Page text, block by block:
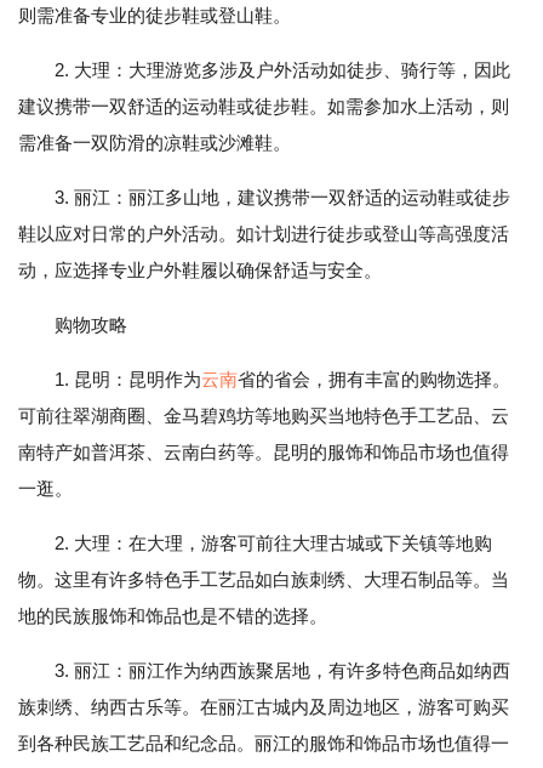
则需准备专业的徒步鞋或登山鞋。
2. 大理：大理游览多涉及户外活动如徒步、骑行等，因此
建议携带一双舒适的运动鞋或徒步鞋。如需参加水上活动，则
需准备一双防滑的凉鞋或沙滩鞋。
3. 丽江：丽江多山地，建议携带一双舒适的运动鞋或徒步
鞋以应对日常的户外活动。如计划进行徒步或登山等高强度活
动，应选择专业户外鞋履以确保舒适与安全。
购物攻略
1. 昆明：昆明作为云南省的省会，拥有丰富的购物选择。
可前往翠湖商圈、金马碧鸡坊等地购买当地特色手工艺品、云
南特产如普洱茶、云南白药等。昆明的服饰和饰品市场也值得
一逛。
2. 大理：在大理，游客可前往大理古城或下关镇等地购
物。这里有许多特色手工艺品如白族刺绣、大理石制品等。当
地的民族服饰和饰品也是不错的选择。
3. 丽江：丽江作为纳西族聚居地，有许多特色商品如纳西
族刺绣、纳西古乐等。在丽江古城内及周边地区，游客可购买
到各种民族工艺品和纪念品。丽江的服饰和饰品市场也值得一